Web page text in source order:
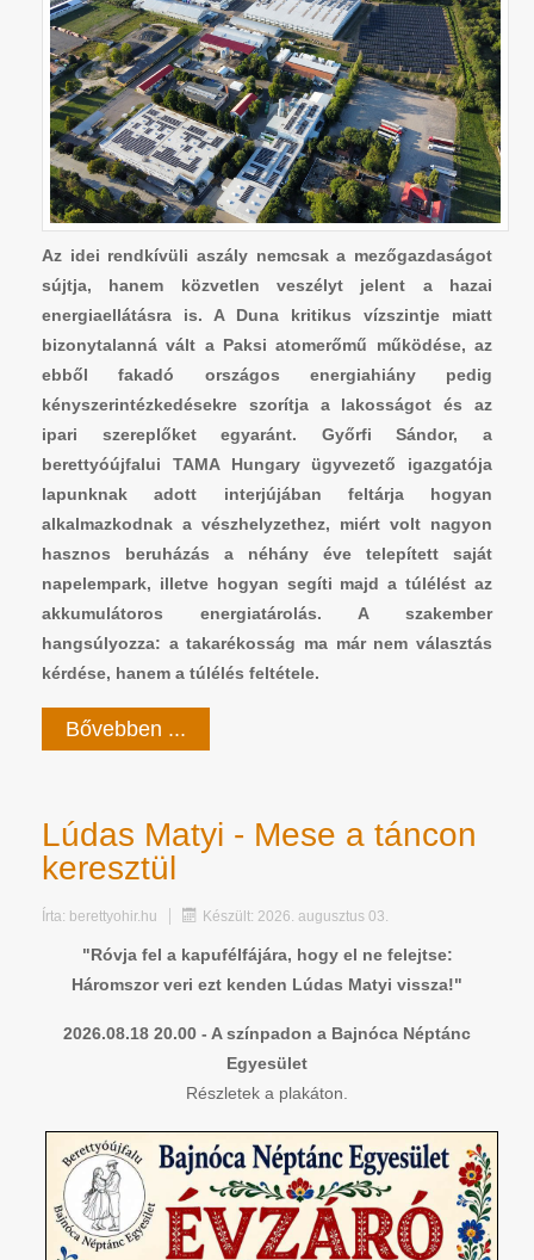
Az idei rendkívüli aszály nemcsak a mezőgazdaságot
sújtja, hanem közvetlen veszélyt jelent a hazai
energiaellátásra is. A Duna kritikus vízszintje miatt
bizonytalanná vált a Paksi atomerőmű működése, az
ebből fakadó országos energiahiány pedig
kényszerintézkedésekre szorítja a lakosságot és az
ipari szereplőket egyaránt. Győrfi Sándor, a
berettyóújfalui TAMA Hungary ügyvezető igazgatója
lapunknak adott interjújában feltárja hogyan
alkalmazkodnak a vészhelyzethez, miért volt nagyon
hasznos beruházás a néhány éve telepített saját
napelempark, illetve hogyan segíti majd a túlélést az
akkumulátoros energiatárolás. A szakember
hangsúlyozza: a takarékosság ma már nem választás
kérdése, hanem a túlélés feltétele.
Bővebben ...
Lúdas Matyi - Mese a táncon
keresztül
Írta: berettyohir.hu Készült: 2026. augusztus 03.
"Róvja fel a kapufélfájára, hogy el ne felejtse:
Háromszor veri ezt kenden Lúdas Matyi vissza!"
2026.08.18 20.00 - A színpadon a Bajnóca Néptánc
Egyesület
Részletek a plakáton.